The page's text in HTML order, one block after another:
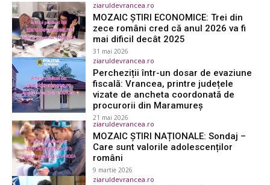
ziaruldevrancea.ro
MOZAIC ȘTIRI ECONOMICE: Trei din
zece români cred că anul 2026 va fi
mai dificil decât 2025
31 mai 2026
ziaruldevrancea.ro
Percheziții într-un dosar de evaziune
fiscală: Vrancea, printre județele
vizate de ancheta coordonată de
procurorii din Maramureș
21 mai 2026
ziaruldevrancea.ro
MOZAIC ȘTIRI NAȚIONALE: Sondaj –
Care sunt valorile adolescenților
români
9 martie 2026
ziaruldevrancea.ro